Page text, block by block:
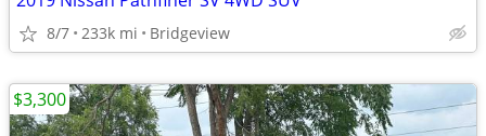
8/7 233k mi Bridgeview
$3,300